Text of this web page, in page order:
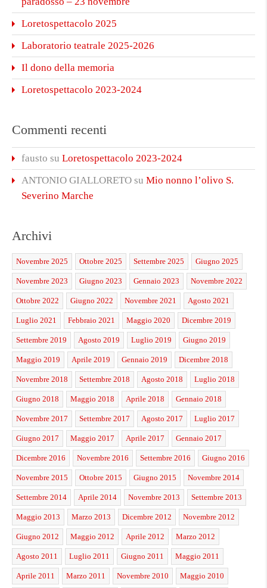
Loretospettacolo 2025
Laboratorio teatrale 2025-2026
Il dono della memoria
Loretospettacolo 2023-2024
Commenti recenti
fausto su Loretospettacolo 2023-2024
ANTONIO GIALLORETO su Mio nonno l’olivo S.
Severino Marche
Archivi
Novembre 2025 Ottobre 2025 Settembre 2025 Giugno 2025
Novembre 2023 Giugno 2023 Gennaio 2023 Novembre 2022
Ottobre 2022 Giugno 2022 Novembre 2021 Agosto 2021
Luglio 2021 Febbraio 2021 Maggio 2020 Dicembre 2019
Settembre 2019 Agosto 2019 Luglio 2019 Giugno 2019
Maggio 2019 Aprile 2019 Gennaio 2019 Dicembre 2018
Novembre 2018 Settembre 2018 Agosto 2018 Luglio 2018
Giugno 2018 Maggio 2018 Aprile 2018 Gennaio 2018
Novembre 2017 Settembre 2017 Agosto 2017 Luglio 2017
Giugno 2017 Maggio 2017 Aprile 2017 Gennaio 2017
Dicembre 2016 Novembre 2016 Settembre 2016 Giugno 2016
Novembre 2015 Ottobre 2015 Giugno 2015 Novembre 2014
Settembre 2014 Aprile 2014 Novembre 2013 Settembre 2013
Maggio 2013 Marzo 2013 Dicembre 2012 Novembre 2012
Giugno 2012 Maggio 2012 Aprile 2012 Marzo 2012
Agosto 2011 Luglio 2011 Giugno 2011 Maggio 2011
Aprile 2011 Marzo 2011 Novembre 2010 Maggio 2010